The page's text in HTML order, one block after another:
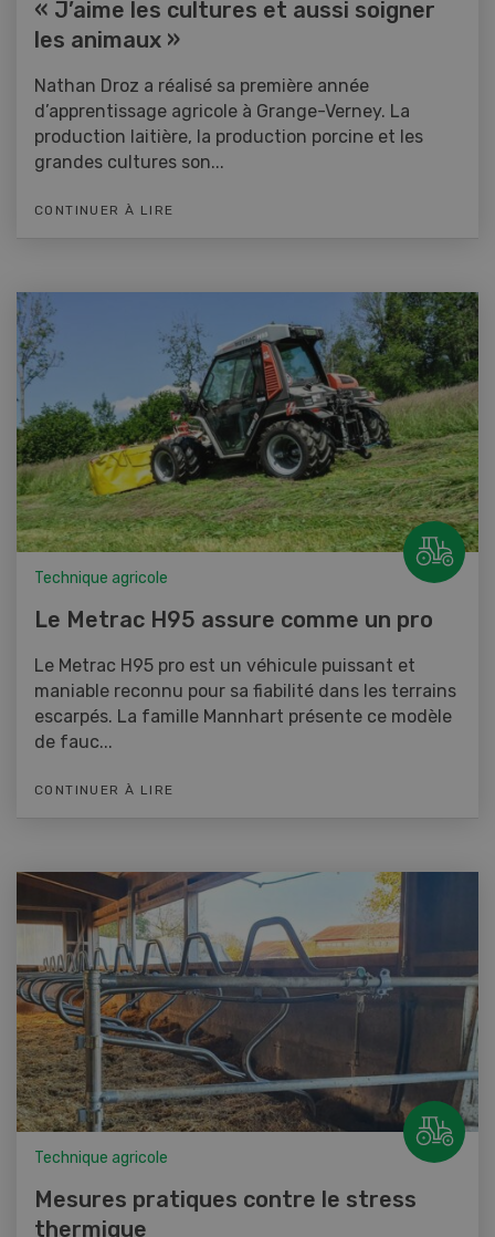
« J’aime les cultures et aussi soigner
les animaux »
Nathan Droz a réalisé sa première année
d’apprentissage agricole à Grange-Verney. La
production laitière, la production porcine et les
grandes cultures son...
CONTINUER À LIRE
Technique agricole
Le Metrac H95 assure comme un pro
Le Metrac H95 pro est un véhicule puissant et
maniable reconnu pour sa fiabilité dans les terrains
escarpés. La famille Mannhart présente ce modèle
de fauc...
CONTINUER À LIRE
Technique agricole
Mesures pratiques contre le stress
thermique